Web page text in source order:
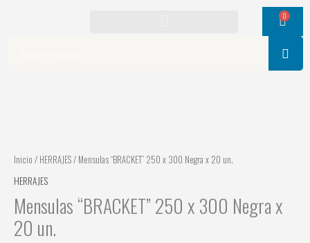
0
Cart
Inicio / HERRAJES/ Mensulas “BRACKET” 250 x 300 Negra x 20 un.
HERRAJES
Mensulas “BRACKET” 250 x 300 Negra x
20 un.